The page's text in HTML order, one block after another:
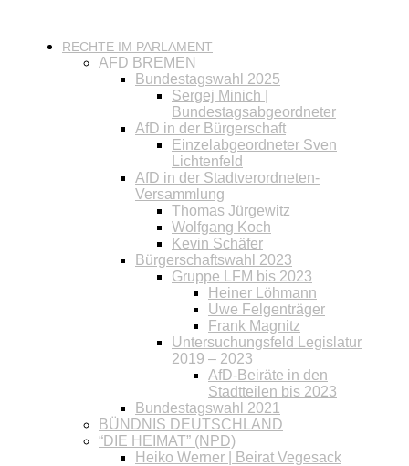
RECHTE IM PARLAMENT
AFD BREMEN
Bundestagswahl 2025
Sergej Minich |
Bundestagsabgeordneter
AfD in der Bürgerschaft
Einzelabgeordneter Sven
Lichtenfeld
AfD in der Stadtverordneten-
Versammlung
Thomas Jürgewitz
Wolfgang Koch
Kevin Schäfer
Bürgerschaftswahl 2023
Gruppe LFM bis 2023
Heiner Löhmann
Uwe Felgenträger
Frank Magnitz
Untersuchungsfeld Legislatur
2019 – 2023
AfD-Beiräte in den
Stadtteilen bis 2023
Bundestagswahl 2021
BÜNDNIS DEUTSCHLAND
“DIE HEIMAT” (NPD)
Heiko Werner | Beirat Vegesack